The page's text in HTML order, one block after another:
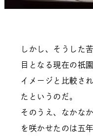
しかし、そうした
目となる現在の祇
イメージと比較さ
たというのだ。
そのうえ、なかな
を咲かせたのは五年